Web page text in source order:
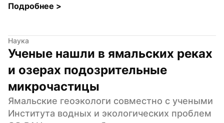
Подробнее >
Наука
Ученые нашли в ямальских реках
и озерах подозрительные
микрочастицы
Ямальские геоэкологи совместно с учеными
Института водных и экологических проблем